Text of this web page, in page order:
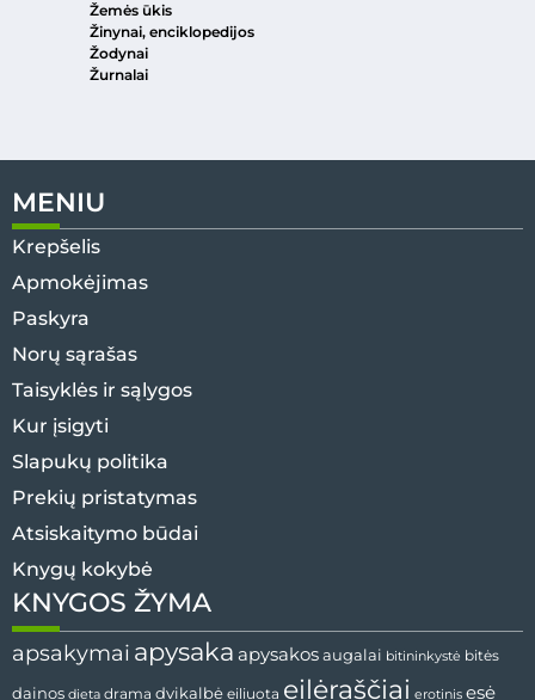
Žemės ūkis
Žinynai, enciklopedijos
Žodynai
Žurnalai
MENIU
Krepšelis
Apmokėjimas
Paskyra
Norų sąrašas
Taisyklės ir sąlygos
Kur įsigyti
Slapukų politika
Prekių pristatymas
Atsiskaitymo būdai
Knygų kokybė
KNYGOS ŽYMA
apsakymai apysaka apysakos augalai bitininkystė bitės
dainos dieta drama dvikalbė eiliuota eilėraščiai erotinis esė